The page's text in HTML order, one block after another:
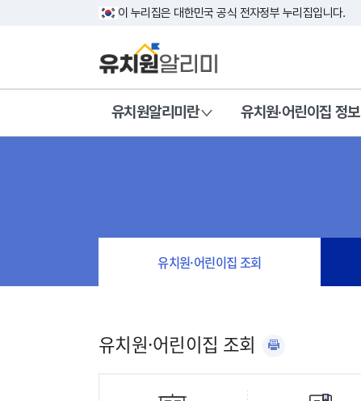
이 누리집은 대한민국 공식 전자정부 누리집입니다.
유치원알리미란 유치원·어린이집 정보
유치원·어린이집 조회
유치원·어린이집 조회